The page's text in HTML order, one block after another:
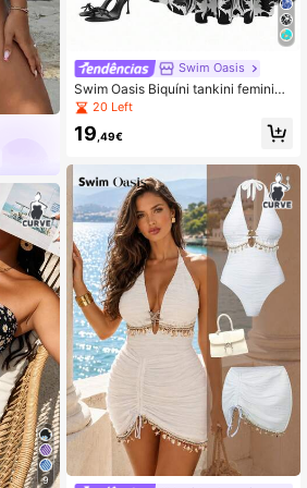
9
Swim Oasis
Swim Oasis Biquíni tankini feminino
plus size casual de praia, sofisticad
o, com estampa e alças ajustáveis.
20 Left
19 ,49€